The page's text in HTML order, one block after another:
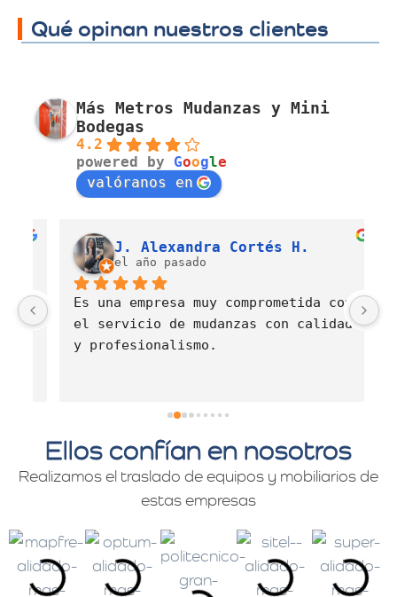
Qué opinan nuestros clientes
Más Metros Mudanzas y Mini
Bodegas
4.2
powered by Google
valóranos en
J. Alexandra Cortés H.
el año pasado
Es una empresa muy comprometida con
el servicio de mudanzas con calidad
y profesionalismo.
Ellos confían en nosotros
Realizamos el traslado de equipos y mobiliarios de
estas empresas